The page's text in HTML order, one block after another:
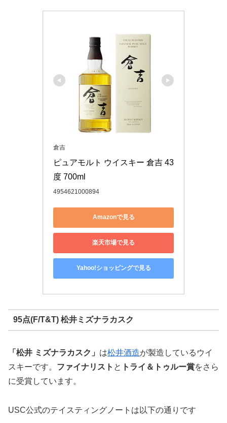
倉吉
ピュアモルト ウイスキー 倉吉 43
度 700ml
4954621000894
Amazonで見る
楽天市場で見る
Yahoo!ショッピングで見る
95点(F/T&T) 松井ミズナラカスク
「松井 ミズナラカスク」 は松井酒造が製造しているウイ
スキーです。 ファイナリスト と トライ＆トゥルー賞をさら
に受賞しています。
USC公式のテイスティングノートは以下の通りです